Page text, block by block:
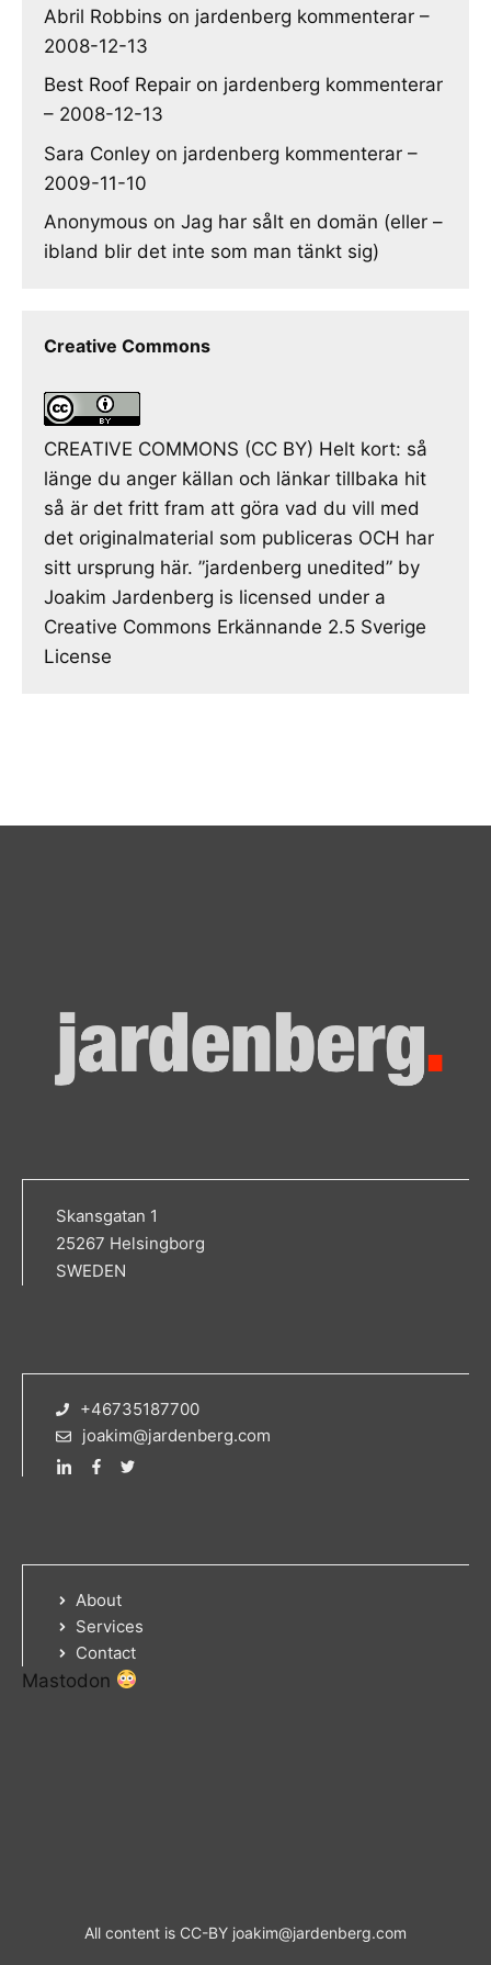
Abril Robbins on jardenberg kommenterar –
2008-12-13
Best Roof Repair on jardenberg kommenterar
– 2008-12-13
Sara Conley on jardenberg kommenterar –
2009-11-10
Anonymous on Jag har sålt en domän (eller –
ibland blir det inte som man tänkt sig)
Creative Commons
CREATIVE COMMONS (CC BY) Helt kort: så
länge du anger källan och länkar tillbaka hit
så är det fritt fram att göra vad du vill med
det originalmaterial som publiceras OCH har
sitt ursprung här. ”jardenberg unedited” by
Joakim Jardenberg is licensed under a
Creative Commons Erkännande 2.5 Sverige
License
Skansgatan 1
25267 Helsingborg
SWEDEN
+46735187700
joakim@jardenberg.com
About
Services
Contact
Mastodon
All content is CC-BY joakim@jardenberg.com